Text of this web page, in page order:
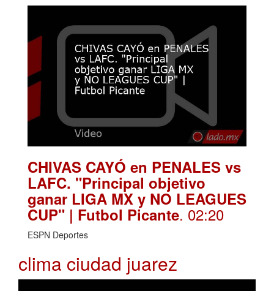
CHIVAS CAYÓ en PENALES vs
LAFC. "Principal objetivo
ganar LIGA MX y NO LEAGUES
CUP" | Futbol Picante. 02:20
ESPN Deportes
clima ciudad juarez